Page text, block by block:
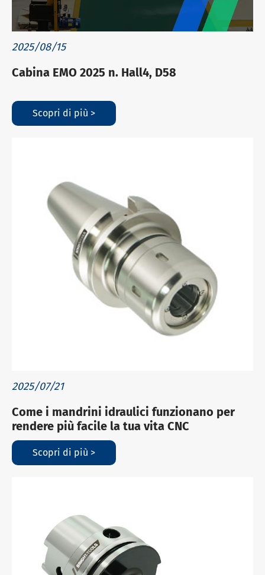
2025/08/15
Cabina EMO 2025 n. Hall4, D58
Scopri di più >
2025/07/21
Come i mandrini idraulici funzionano per
rendere più facile la tua vita CNC
Scopri di più >